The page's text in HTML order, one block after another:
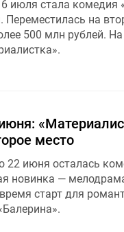
июля стала комедия
Переместилась на
500 млн рублей.
место
22 июня осталась
новинка —
старт для